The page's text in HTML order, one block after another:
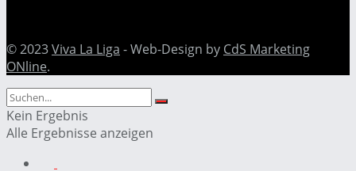
© 2023Viva La Liga - Web-Design by CdS Marketing
ONline.
Kein Ergebnis
Alle Ergebnisse anzeigen